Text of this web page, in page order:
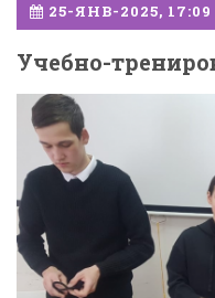
25-ЯНВ-2025, 17:09
Учебно-